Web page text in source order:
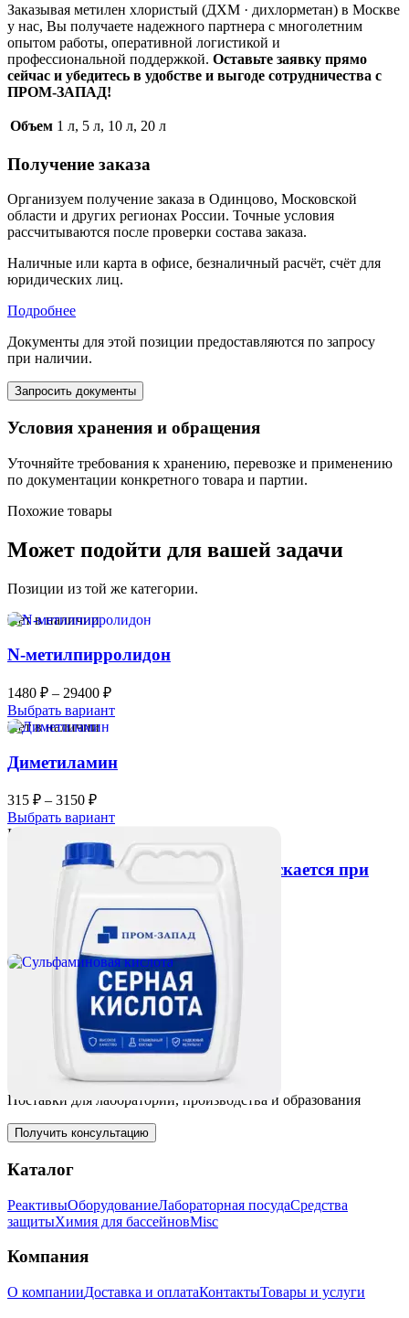
Заказывая метилен хлористый (ДХМ · дихлорметан) в Москве
у нас, Вы получаете надежного партнера с многолетним
опытом работы, оперативной логистикой и
профессиональной поддержкой. Оставьте заявку прямо
сейчас и убедитесь в удобстве и выгоде сотрудничества с
ПРОМ-ЗАПАД!
Объем 1 л, 5 л, 10 л, 20 л
Получение заказа
Организуем получение заказа в Одинцово, Московской
области и других регионах России. Точные условия
рассчитываются после проверки состава заказа.
Наличные или карта в офисе, безналичный расчёт, счёт для
юридических лиц.
Подробнее
Документы для этой позиции предоставляются по запросу
при наличии.
Запросить документы
Условия хранения и обращения
Уточняйте требования к хранению, перевозке и применению
по документации конкретного товара и партии.
Похожие товары
Может подойти для вашей задачи
Позиции из той же категории.
Нет в наличии
N-метилпирролидон
1480 ₽ – 29400 ₽Диапазон
цен:
29400 ₽
Выбрать вариант
Нет в наличии
Диметиламин
315 ₽ – 3150 ₽Диапазон
цен:
–
3150 ₽
Выбрать вариант
Нет в наличии
Серная кислота (Прекурсор, отпускается при
соблюдении правил оборота)
3780₽
Диапазон
цен:
378 ₽
–
3780 ₽
Выбрать вариант
Нет в наличии
Сульфаминовая кислота
Выбрать вариант
Поставки для лабораторий, производства и образования
Получить консультацию
Каталог
РеактивыОборудованиеЛабораторная посудаСредства
защитыХимия для бассейновMisc
Компания
О компанииДоставка и оплатаКонтактыТовары и услуги